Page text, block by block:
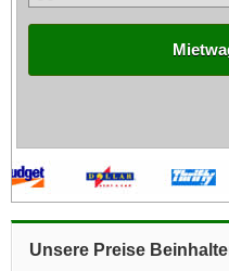
Unsere Preise